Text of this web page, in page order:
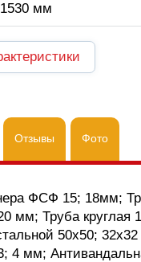
1530 мм
Отзывы Фото
ФСФ 15; 18мм;
мм; Труба круглая
50х50;
4 мм;